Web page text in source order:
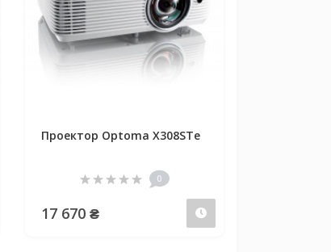
Предзаказ
Проектор Optoma X308STe
0
17 670 ₴